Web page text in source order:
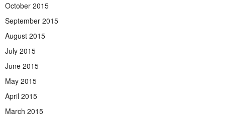
October 2015
September 2015
August 2015
July 2015
June 2015
May 2015
April 2015
March 2015